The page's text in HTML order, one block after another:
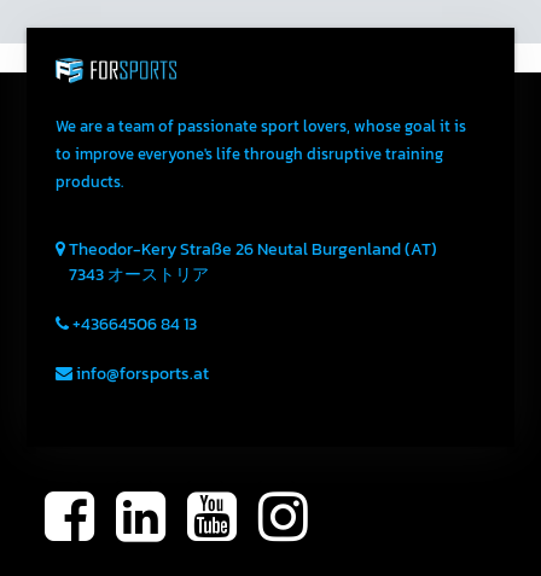
We are a team of passionate sport lovers, whose goal it is
to improve everyone's life through disruptive training
products.
Theodor-Kery Straße 26NeutalBurgenland (AT)
7343オーストリア
+43664506 84 13
info@forsports.at